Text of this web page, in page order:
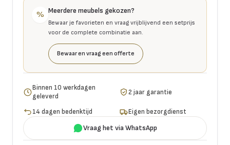
% Meerdere meubels gekozen?
Bewaar je favorieten en vraag vrijblijvend een setprijs
voor de complete combinatie aan.
Bewaar en vraag een offerte
Binnen 10 werkdagen
geleverd
2 jaar garantie
14 dagen bedenktijd Eigen bezorgdienst
Vraag het via WhatsApp